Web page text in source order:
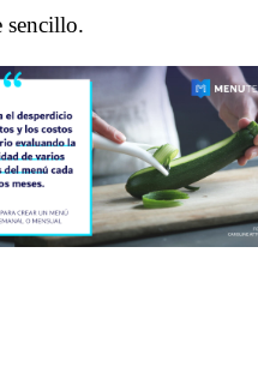
sencillo.